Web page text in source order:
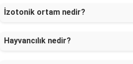
İzotonik ortam nedir?
Hayvancılık nedir?